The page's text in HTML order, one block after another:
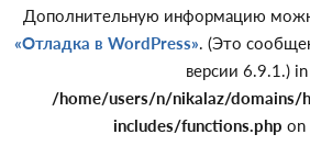
Дополнительную информацию
«Отладка в WordPress». (Это
версии 6.9.1.) in
/home/users/n/nikalaz/domains/
includes/functions.php on